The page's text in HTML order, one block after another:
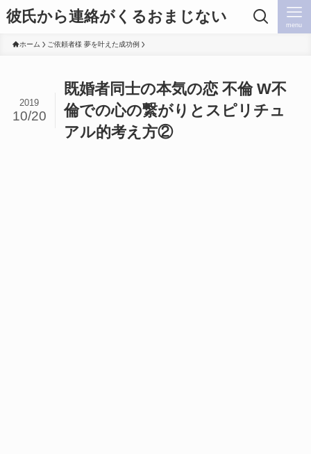
彼氏から連絡がくるおまじない menu
ホーム ご依頼者様 夢を叶えた成功例
既婚者同士の本気の恋 不倫 W不
倫での心の繋がりとスピリチュ
アル的考え方②
2019
10/20